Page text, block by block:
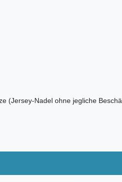
(Jersey-Nadel ohne jegliche